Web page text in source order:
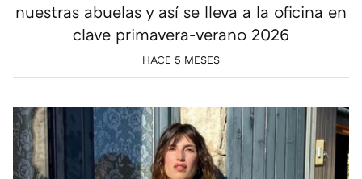
nuestras abuelas y así se lleva a la oficina en
clave primavera-verano 2026
HACE 5 MESES